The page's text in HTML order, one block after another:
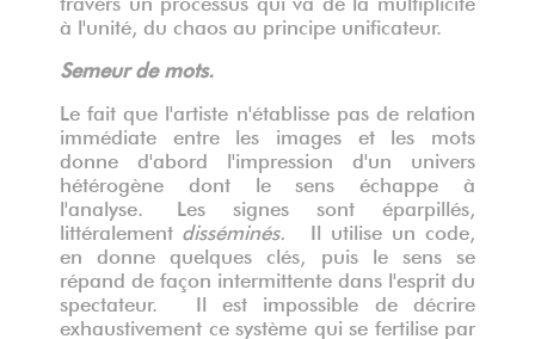
à l'unité, du chaos au principe unificateur.
Semeur de mots.
Le fait que l'artiste n'établisse pas de relation
immédiate entre les images et les mots
donne d'abord l'impression d'un univers
hétérogène dont le sens échappe à
l'analyse. Les signes sont éparpillés,
littéralement disséminés. Il utilise un code,
en donne quelques clés, puis le sens se
répand de façon intermittente dans l'esprit du
spectateur. Il est impossible de décrire
exhaustivement ce système qui se fertilise par